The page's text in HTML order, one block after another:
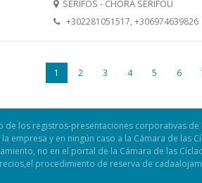
SERIFOS - CHORA SERIFOU
+302281051517, +306974639826
1 2 3 4 5 6
de los registros-presentaciones corporativas
empresa y en ningún caso a la Cámara de las
no en el portal de la Cámara de las
procedimiento de reserva de